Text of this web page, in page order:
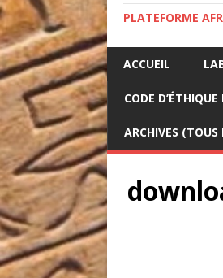
PLATEFORME
ACCUEIL
CODE
ARCHIVES (TOUS